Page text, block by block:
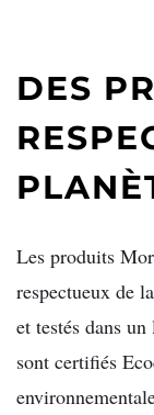
DES
Les produits
respectueux de
et testés dans
sont certifiés